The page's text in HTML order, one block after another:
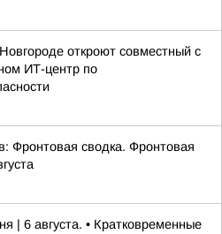
откроют совместный с
ИТ-центр по
Фронтовая сводка. Фронтовая
| 6 августа. • Кратковременные